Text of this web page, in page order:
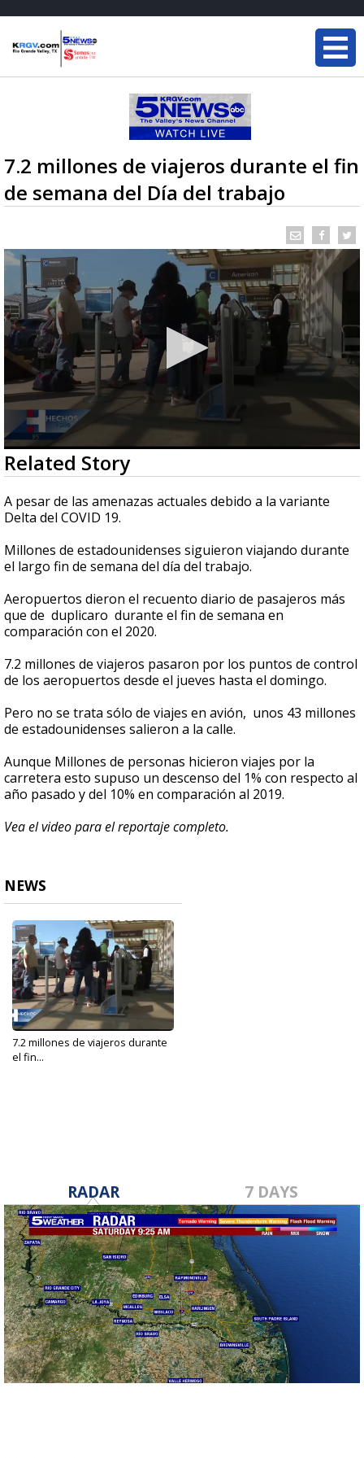
7.2 millones de viajeros durante el fin
de semana del Día del trabajo
0
seconds
of
1
minute,
11
Related Story
A pesar de las amenazas actuales debido a la variante
Delta del COVID 19.
Millones de estadounidenses siguieron viajando durante
el largo fin de semana del día del trabajo.
Aeropuertos dieron el recuento diario de pasajeros más
que de duplicaro durante el fin de semana en
comparación con el 2020.
7.2 millones de viajeros pasaron por los puntos de control
de los aeropuertos desde el jueves hasta el domingo.
Pero no se trata sólo de viajes en avión, unos 43 millones
de estadounidenses salieron a la calle.
Aunque Millones de personas hicieron viajes por la
carretera esto supuso un descenso del 1% con respecto al
año pasado y del 10% en comparación al 2019.
Vea el video para el reportaje completo.
NEWS
7.2 millones de viajeros durante
el fin...
RADAR 7 DAYS